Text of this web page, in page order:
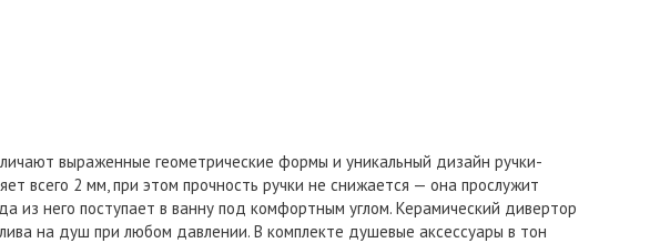
выраженные геометрические формы и уникальный дизайн ручки-
всего 2 мм, при этом прочность ручки не снижается — она прослужит
из него поступает в ванну под комфортным углом. Керамический дивертор
на душ при любом давлении. В комплекте душевые аксессуары в тон